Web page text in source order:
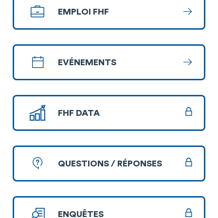
EMPLOI FHF
EVÉNEMENTS
FHF DATA
QUESTIONS / RÉPONSES
ENQUÊTES